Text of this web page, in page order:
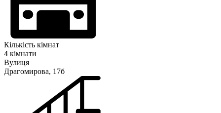
Кількість кімнат
4 кімнати
Вулиця
Драгомирова, 17б